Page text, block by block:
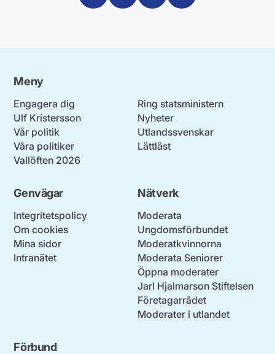
Meny
Engagera dig
Ulf Kristersson
Vår politik
Våra politiker
Vallöften 2026
Ring statsministern
Nyheter
Utlandssvenskar
Lättläst
Genvägar
Integritetspolicy
Om cookies
Mina sidor
Intranätet
Nätverk
Moderata
Ungdomsförbundet
Moderatkvinnorna
Moderata Seniorer
Öppna moderater
Jarl Hjalmarson Stiftelsen
Företagarrådet
Moderater i utlandet
Förbund